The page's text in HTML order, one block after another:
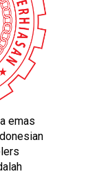
emas